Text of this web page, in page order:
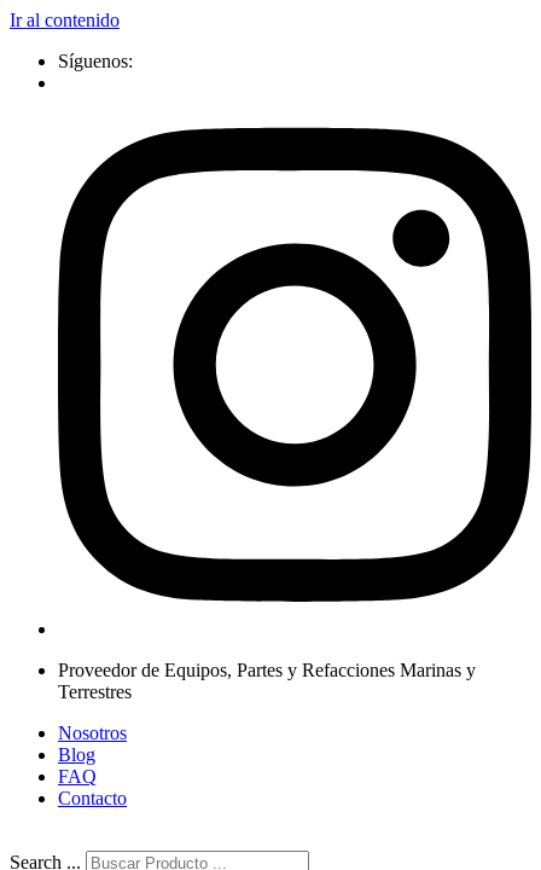
Ir al contenido
Síguenos:
Proveedor de Equipos, Partes y Refacciones Marinas y
Terrestres
Nosotros
Blog
FAQ
Contacto
Search ...